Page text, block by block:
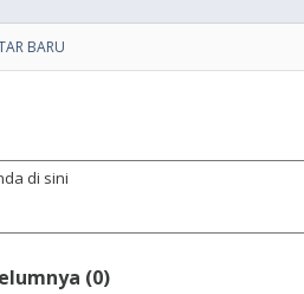
BARU
(0)